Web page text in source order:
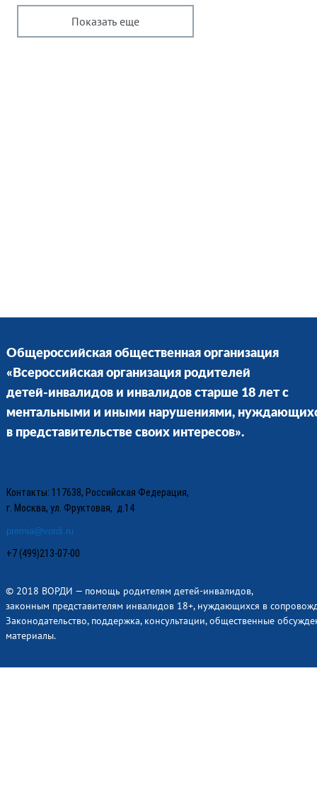
Показать еще
Общероссийская общественная организация
«Всероссийская организация родителей
детей-инвалидов и инвалидов старше 18 лет с
ментальными и иными нарушениями,
в представительстве своих интересов».
Контакты: 117638, Российская Федерация,
г. Москва, ул. Фруктовая, д.14
premia@vordi.ru
+7 (499)213-07-00
© 2018 ВОРДИ — помощь родителям детей-инвалидов,
законным представителям инвалидов 18+, нуждающихся в
Законодательство, поддержка, консультации, общественные
материалы.